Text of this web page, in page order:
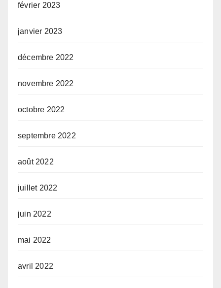
février 2023
janvier 2023
décembre 2022
novembre 2022
octobre 2022
septembre 2022
août 2022
juillet 2022
juin 2022
mai 2022
avril 2022